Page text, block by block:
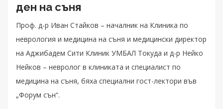
ден на съня
Проф. д-р Иван Стайков – началник на Клиника по
неврология и медицина на съня и медицински директор
на Аджибадем Сити Клиник УМБАЛ Токуда и д-р Нейко
Нейков – невролог в клиниката и специалист по
медицина на съня, бяха специални гост-лектори във
„Форум сън“.